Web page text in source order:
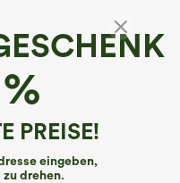
PREISE!
eingeben,
drehen.
Hole Langarm-